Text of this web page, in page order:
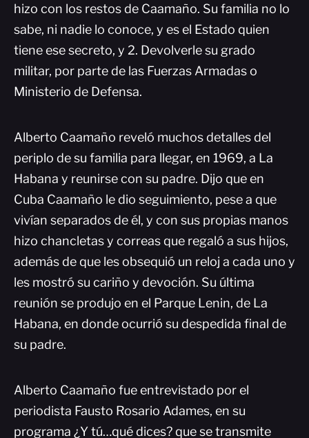
hizo con los restos de Caamaño. Su familia no lo
sabe, ni nadie lo conoce, y es el Estado quien
tiene ese secreto, y 2. Devolverle su grado
militar, por parte de las Fuerzas Armadas o
Ministerio de Defensa.
Alberto Caamaño reveló muchos detalles del
periplo de su familia para llegar, en 1969, a La
Habana y reunirse con su padre. Dijo que en
Cuba Caamaño le dio seguimiento, pese a que
vivían separados de él, y con sus propias manos
hizo chancletas y correas que regaló a sus hijos,
además de que les obsequió un reloj a cada uno y
les mostró su cariño y devoción. Su última
reunión se produjo en el Parque Lenin, de La
Habana, en donde ocurrió su despedida final de
su padre.
Alberto Caamaño fue entrevistado por el
periodista Fausto Rosario Adames, en su
programa ¿Y tú…qué dices? que se transmite